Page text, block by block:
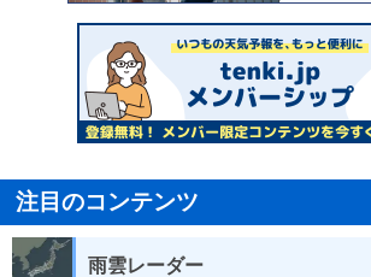
注目のコンテンツ
雨雲レーダー